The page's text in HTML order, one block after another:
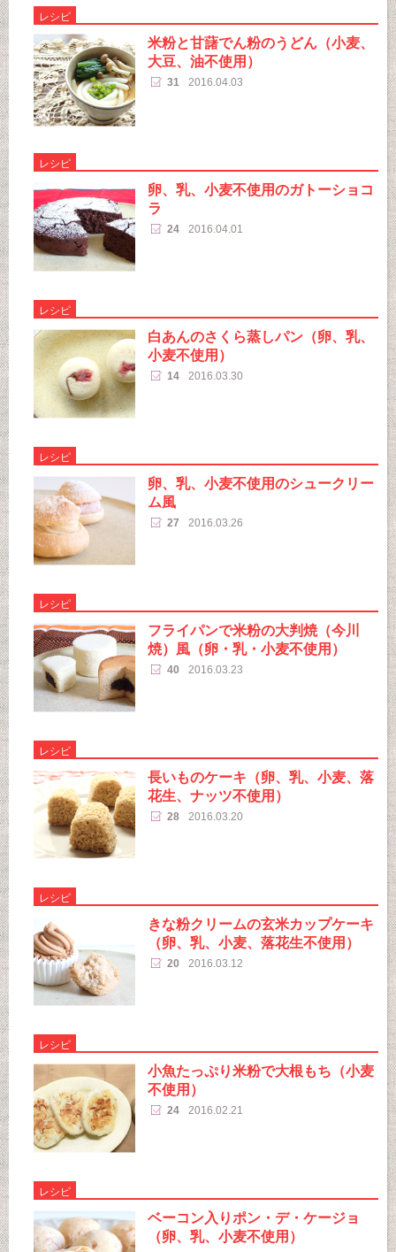
レシピ
米粉と甘藷でん粉のうどん（小麦、
大豆、油不使用）
31 2016.04.03
レシピ
卵、乳、小麦不使用のガトーショコ
ラ
24 2016.04.01
レシピ
白あんのさくら蒸しパン（卵、乳、
小麦不使用）
14 2016.03.30
レシピ
卵、乳、小麦不使用のシュークリー
ム風
27 2016.03.26
レシピ
フライパンで米粉の大判焼（今川
焼）風（卵・乳・小麦不使用）
40 2016.03.23
レシピ
長いものケーキ（卵、乳、小麦、落
花生、ナッツ不使用）
28 2016.03.20
レシピ
きな粉クリームの玄米カップケーキ
（卵、乳、小麦、落花生不使用）
20 2016.03.12
レシピ
小魚たっぷり米粉で大根もち（小麦
不使用）
24 2016.02.21
レシピ
ベーコン入りポン・デ・ケージョ
（卵、乳、小麦不使用）